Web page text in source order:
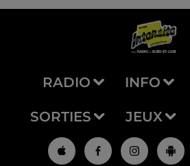
RADIO INFO
SORTIES JEUX